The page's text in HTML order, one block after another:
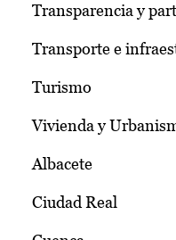
Transparencia y
Transporte e
Turismo
Vivienda y
Albacete
Ciudad Real